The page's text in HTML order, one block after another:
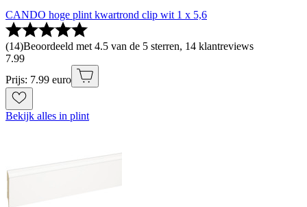
CANDO hoge plint kwartrond clip wit 1 x 5,6
(14)Beoordeeld met 4.5 van de 5 sterren, 14 klantreviews
7.99
Prijs: 7.99 euro
Bekijk alles in plint